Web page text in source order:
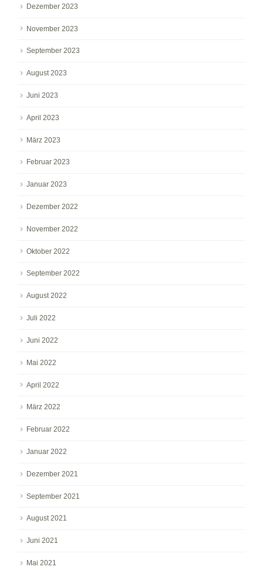
Dezember 2023
November 2023
September 2023
August 2023
Juni 2023
April 2023
März 2023
Februar 2023
Januar 2023
Dezember 2022
November 2022
Oktober 2022
September 2022
August 2022
Juli 2022
Juni 2022
Mai 2022
April 2022
März 2022
Februar 2022
Januar 2022
Dezember 2021
September 2021
August 2021
Juni 2021
Mai 2021